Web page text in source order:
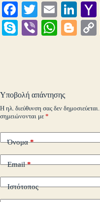
Fa
ce
bo
T
wi
tte
E
m
ail
Li
nk
ed
S
Vi
W
pp
Bl
Υποβολή απάντησης
Η ηλ. διεύθυνση σας δεν δημοσιεύεται.
σημειώνονται με *
Όνομα*
Email*
Ιστότοπος